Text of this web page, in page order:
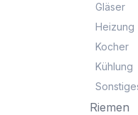
Gläser
Heizung
Kocher
Kühlung
Riemen